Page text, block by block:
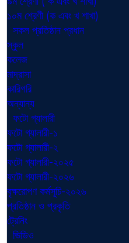
১০ম শ্রেণী (ক এবং খ শাখা)
সকল প্রতিষ্ঠান প্রধান
স্কুল
কলেজ
মাদ্রাসা
কারিগরি
অন্যান্য
ফটো গ্যালারী
ফটো গ্যালারী-১
ফটো গ্যালারী-২
ফটো গ্যালারী-২০২৫
ফটো গ্যালারী-২০২৬
বৃক্ষরোপণ কর্মসূচি-২০২৬
প্রতিষ্ঠান ও প্রকৃতি
ট্রেনিং
ভিডিও